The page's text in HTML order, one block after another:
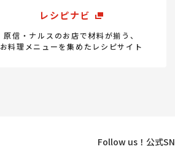
レシピナビ
原信・ナルスのお店で材料が揃う、
お料理メニューを集めたレシピサイト
Follow us！公式